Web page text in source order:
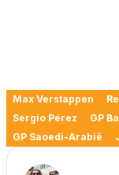
Max Verstappen
Sergio Pérez
GP
GP Saoedi-Arabië